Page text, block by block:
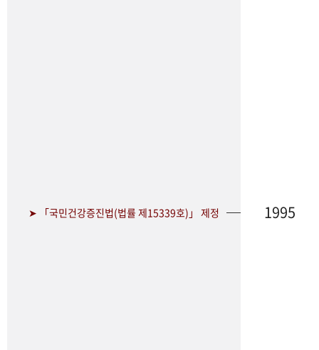
➤ 「국민건강증진법(법률 제15339호)」 제정 1995